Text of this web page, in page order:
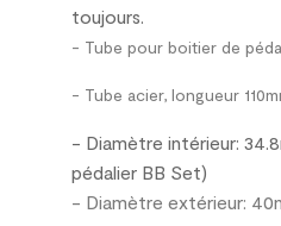
toujours.
- Tube pour boitier de
- Tube acier, longueur
- Diamètre intérieur:
pédalier BB Set)
- Diamètre extérieur: